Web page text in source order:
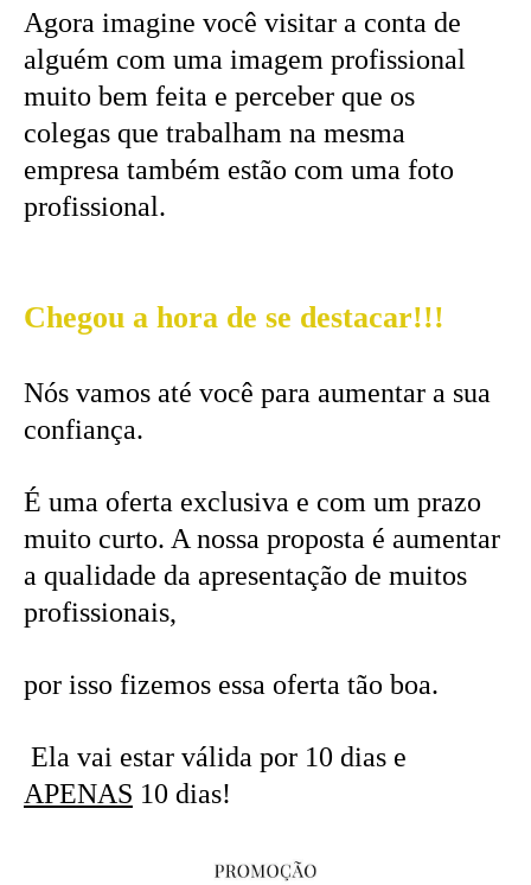
Agora imagine você visitar a conta de
alguém com uma imagem profissional
muito bem feita e perceber que os
colegas que trabalham na mesma
empresa também estão com uma foto
profissional.
Chegou a hora de se destacar!!!
Nós vamos até você para aumentar a sua
confiança.
É uma oferta exclusiva e com um prazo
muito curto. A nossa proposta é aumentar
a qualidade da apresentação de muitos
profissionais,
por isso fizemos essa oferta tão boa.
Ela vai estar válida por 10 dias e
APENAS 10 dias!